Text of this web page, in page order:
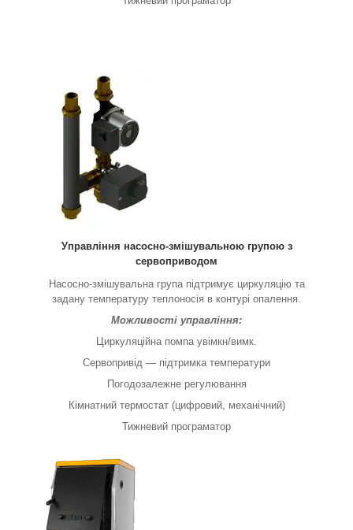
Управління насосно-змішувальною групою з
сервоприводом
Насосно-змішувальна група підтримує циркуляцію та
задану температуру теплоносія в контурі опалення.
Можливості управління:
Циркуляційна помпа увімкн/вимк.
Сервопривід — підтримка температури
Погодозалежне регулювання
Кімнатний термостат (цифровий, механічний)
Тижневий програматор